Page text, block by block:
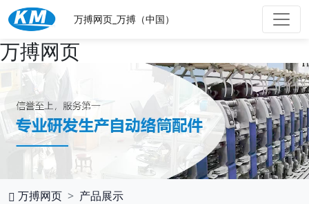
万搏网页
万搏网页_万搏（中国）
万搏网页 产品展示